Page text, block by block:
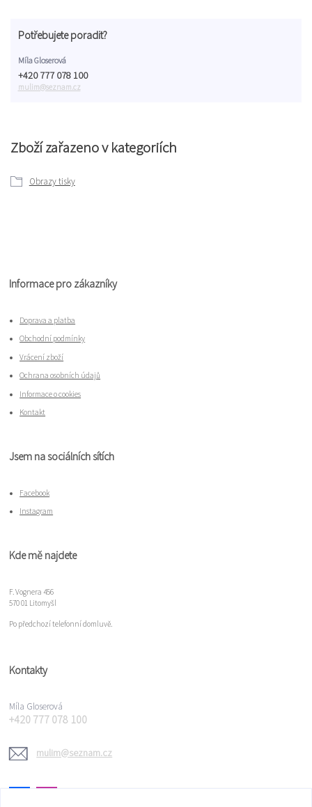
Zboží zařazeno v kategoriích
Obrazy tisky
Potřebujete poradit?
Míla Gloserová
+420 777 078 100
mulim@seznam.cz
Informace pro zákazníky
Doprava a platba
Obchodní podmínky
Vrácení zboží
Ochrana osobních údajů
Informace o cookies
Kontakt
Jsem na sociálních sítích
Facebook
Instagram
Kde mě najdete
F. Vognera 456
570 01 Litomyšl
Po předchozí telefonní domluvě.
Kontakty
Míla Gloserová
+420 777 078 100
mulim@seznam.cz